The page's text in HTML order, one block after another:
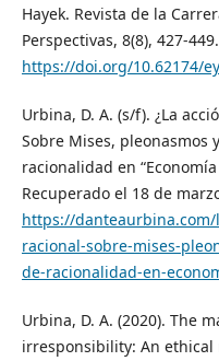
Hayek. Revista de la
Perspectivas, 8(8), 427-449.
https://doi.org/10.62174/
Urbina, D. A. (s/f). ¿La
Sobre Mises, pleonasmos
racionalidad en
Recuperado el 18 de
https://
racional-sobre-mises-
de-racionalidad-en-
Urbina, D. A. (2020). The
irresponsibility: An